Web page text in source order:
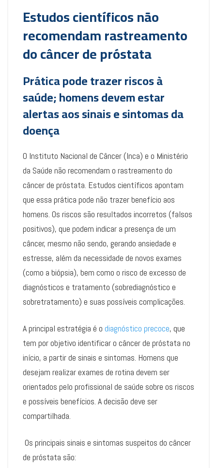
Estudos científicos não
recomendam rastreamento
do câncer de próstata
Prática pode trazer riscos à
saúde; homens devem estar
alertas aos sinais e sintomas da
doença
O Instituto Nacional de Câncer (Inca) e o Ministério
da Saúde não recomendam o rastreamento do
câncer de próstata. Estudos científicos apontam
que essa prática pode não trazer benefício aos
homens. Os riscos são resultados incorretos (falsos
positivos), que podem indicar a presença de um
câncer, mesmo não sendo, gerando ansiedade e
estresse, além da necessidade de novos exames
(como a biópsia), bem como o risco de excesso de
diagnósticos e tratamento (sobrediagnóstico e
sobretratamento) e suas possíveis complicações.
A principal estratégia é o diagnóstico precoce, que
tem por objetivo identificar o câncer de próstata no
início, a partir de sinais e sintomas. Homens que
desejam realizar exames de rotina devem ser
orientados pelo profissional de saúde sobre os riscos
e possíveis benefícios. A decisão deve ser
compartilhada.
Os principais sinais e sintomas suspeitos do câncer
de próstata são: